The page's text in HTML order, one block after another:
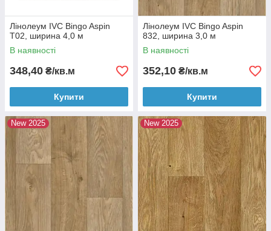
Лінолеум IVC Bingo Aspin
T02, ширина 4,0 м
В наявності
348,40 ₴/кв.м
Купити
Лінолеум IVC Bingo Aspin
832, ширина 3,0 м
В наявності
352,10 ₴/кв.м
Купити
New 2025 New 2025